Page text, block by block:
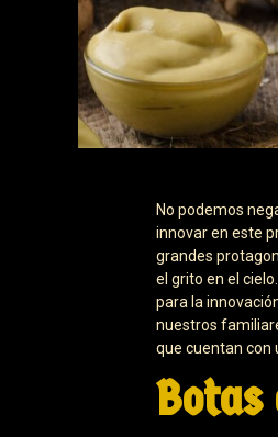
No podemos
innovar en este
grandes
el grito en el
para la
nuestros
que cuentan con
Botas